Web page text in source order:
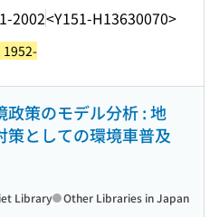
2002<Y151-H13630070>
1952-
政策のモデル分析 : 地
策としての環境車普及
Library Other Libraries in Japan